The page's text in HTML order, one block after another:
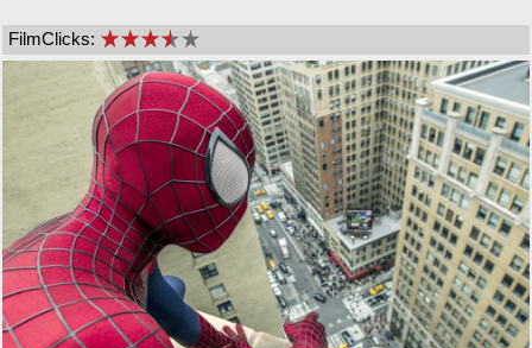
FilmClicks: